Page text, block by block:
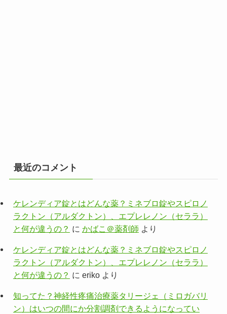
最近のコメント
ケレンディア錠とはどんな薬？ミネブロ錠やスピロノ
ラクトン（アルダクトン）、エプレレノン（セララ）
と何が違うの？ に かばこ＠薬剤師 より
ケレンディア錠とはどんな薬？ミネブロ錠やスピロノ
ラクトン（アルダクトン）、エプレレノン（セララ）
と何が違うの？ に erikoより
知ってた？神経性疼痛治療薬タリージェ（ミロガバリ
ン）はいつの間にか分割調剤できるようになってい